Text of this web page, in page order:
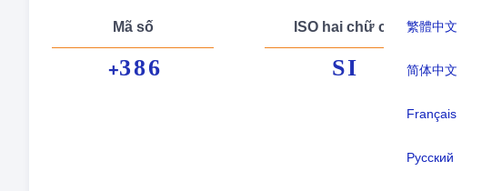
繁體中文
简体中文
Français
Русский
Mã số
+386
ISO hai chữ cái
SI